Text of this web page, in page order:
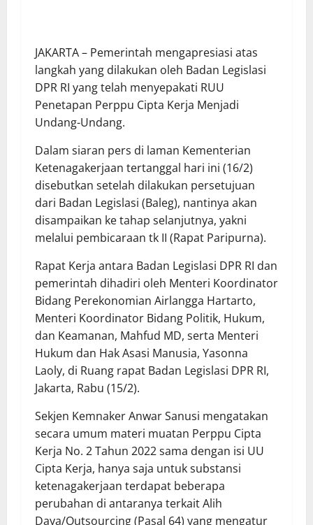
JAKARTA – Pemerintah mengapresiasi atas
langkah yang dilakukan oleh Badan Legislasi
DPR RI yang telah menyepakati RUU
Penetapan Perppu Cipta Kerja Menjadi
Undang-Undang.
Dalam siaran pers di laman Kementerian
Ketenagakerjaan tertanggal hari ini (16/2)
disebutkan setelah dilakukan persetujuan
dari Badan Legislasi (Baleg), nantinya akan
disampaikan ke tahap selanjutnya, yakni
melalui pembicaraan tk II (Rapat Paripurna).
Rapat Kerja antara Badan Legislasi DPR RI dan
pemerintah dihadiri oleh Menteri Koordinator
Bidang Perekonomian Airlangga Hartarto,
Menteri Koordinator Bidang Politik, Hukum,
dan Keamanan, Mahfud MD, serta Menteri
Hukum dan Hak Asasi Manusia, Yasonna
Laoly, di Ruang rapat Badan Legislasi DPR RI,
Jakarta, Rabu (15/2).
Sekjen Kemnaker Anwar Sanusi mengatakan
secara umum materi muatan Perppu Cipta
Kerja No. 2 Tahun 2022 sama dengan isi UU
Cipta Kerja, hanya saja untuk substansi
ketenagakerjaan terdapat beberapa
perubahan di antaranya terkait Alih
Daya/Outsourcing (Pasal 64) yang mengatur